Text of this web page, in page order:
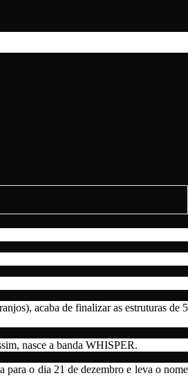
acaba de finalizar as estruturas de 5
nasce a banda WHISPER.
para o dia 21 de dezembro e leva o nome